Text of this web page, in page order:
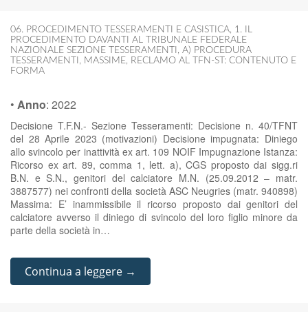
06. PROCEDIMENTO TESSERAMENTI E CASISTICA, 1. IL
PROCEDIMENTO DAVANTI AL TRIBUNALE FEDERALE
NAZIONALE SEZIONE TESSERAMENTI , A) PROCEDURA
TESSERAMENTI , MASSIME, RECLAMO AL TFN-ST: CONTENUTO E
FORMA
• Anno: 2022
Decisione T.F.N.- Sezione Tesseramenti: Decisione n. 40/TFNT
del 28 Aprile 2023 (motivazioni) Decisione impugnata: Diniego
allo svincolo per inattività ex art. 109 NOIF Impugnazione Istanza:
Ricorso ex art. 89, comma 1, lett. a), CGS proposto dai sigg.ri
B.N. e S.N., genitori del calciatore M.N. (25.09.2012 – matr.
3887577) nei confronti della società ASC Neugries (matr. 940898)
Massima: E’ inammissibile il ricorso proposto dai genitori del
calciatore avverso il diniego di svincolo del loro figlio minore da
parte della società in…
Continua a leggere →